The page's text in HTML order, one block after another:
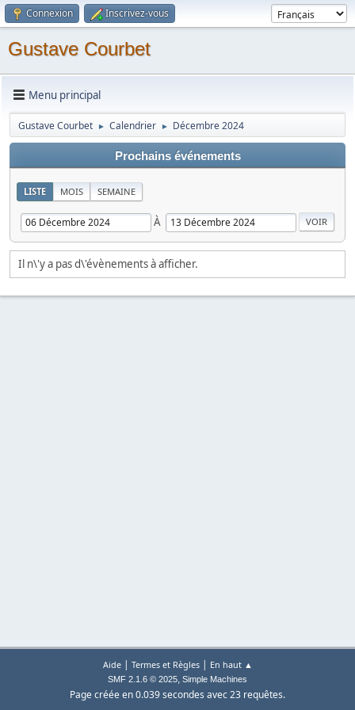
Connexion Inscrivez-vous
Gustave Courbet
Menu principal
Gustave Courbet ► Calendrier ► Décembre 2024
Prochains événements
LISTE MOIS SEMAINE
À
Il n\'y a pas d\'évènements à afficher.
Aide| Termes et Règles| En haut ▲
SMF 2.1.6 © 2025, Simple Machines
Page créée en 0.039 secondes avec 23 requêtes.